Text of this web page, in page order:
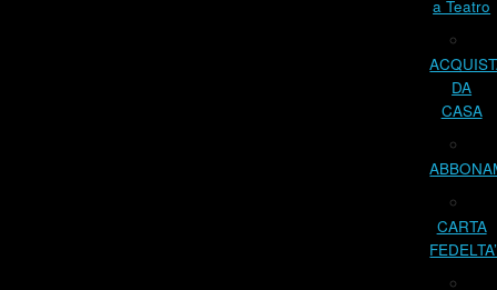
a Teatro
DA
CASA
CARTA
FEDELTA’